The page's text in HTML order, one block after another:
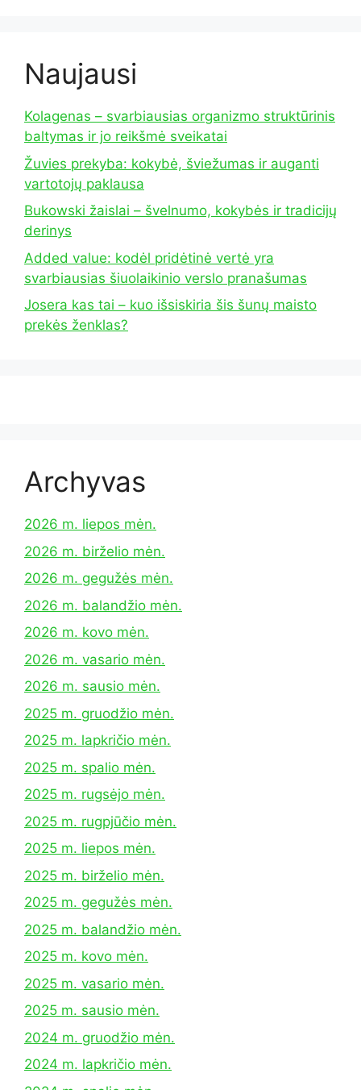
Naujausi
Kolagenas – svarbiausias organizmo struktūrinis
baltymas ir jo reikšmė sveikatai
Žuvies prekyba: kokybė, šviežumas ir auganti
vartotojų paklausa
Bukowski žaislai – švelnumo, kokybės ir tradicijų
derinys
Added value: kodėl pridėtinė vertė yra
svarbiausias šiuolaikinio verslo pranašumas
Josera kas tai – kuo išsiskiria šis šunų maisto
prekės ženklas?
Archyvas
2026 m. liepos mėn.
2026 m. birželio mėn.
2026 m. gegužės mėn.
2026 m. balandžio mėn.
2026 m. kovo mėn.
2026 m. vasario mėn.
2026 m. sausio mėn.
2025 m. gruodžio mėn.
2025 m. lapkričio mėn.
2025 m. spalio mėn.
2025 m. rugsėjo mėn.
2025 m. rugpjūčio mėn.
2025 m. liepos mėn.
2025 m. birželio mėn.
2025 m. gegužės mėn.
2025 m. balandžio mėn.
2025 m. kovo mėn.
2025 m. vasario mėn.
2025 m. sausio mėn.
2024 m. gruodžio mėn.
2024 m. lapkričio mėn.